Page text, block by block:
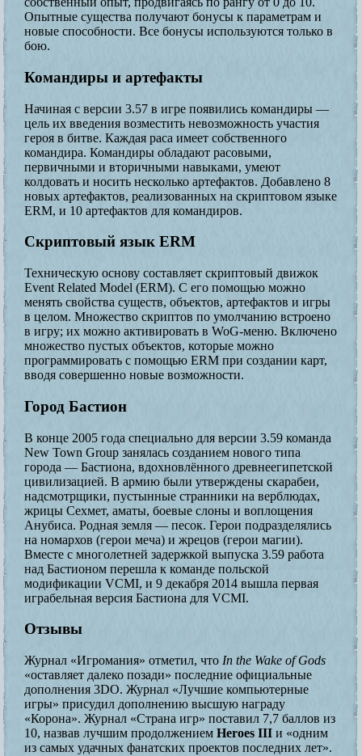
Опытные существа получают бонусы к параметрам и
новые способности. Все бонусы используются только в
бою.
Командиры и артефакты
Начиная с версии 3.57 в игре появились командиры —
цель их введения возместить невозможность участия
героя в битве. Каждая раса имеет собственного
командира. Командиры обладают расовыми,
первичными и вторичными навыками, умеют
колдовать и носить несколько артефактов. Добавлено 8
новых артефактов, реализованных на скриптовом языке
ERM, и 10 артефактов для командиров.
Скриптовый язык ERM
Техническую основу составляет скриптовый движок
Event Related Model (ERM). С его помощью можно
менять свойства существ, объектов, артефактов и игры
в целом. Множество скриптов по умолчанию встроено
в игру; их можно активировать в WoG-меню. Включено
множество пустых объектов, которые можно
программировать с помощью ERM при создании карт,
вводя совершенно новые возможности.
Город Бастион
В конце 2005 года специально для версии 3.59 команда
New Town Group занялась созданием нового типа
города — Бастиона, вдохновлённого древнеегипетской
цивилизацией. В армию были утверждены скарабеи,
надсмотрщики, пустынные странники на верблюдах,
жрицы Сехмет, аматы, боевые слоны и воплощения
Анубиса. Родная земля — песок. Герои подразделялись
на номархов (герои меча) и жрецов (герои магии).
Вместе с многолетней задержкой выпуска 3.59 работа
над Бастионом перешла к команде польской
модификации VCMI, и 9 декабря 2014 вышла первая
играбельная версия Бастиона для VCMI.
Отзывы
Журнал «Игромания» отметил, что In the Wake of Gods
«оставляет далеко позади» последние официальные
дополнения 3DO. Журнал «Лучшие компьютерные
игры» присудил дополнению высшую награду
«Корона». Журнал «Страна игр» поставил 7,7 баллов из
10, назвав лучшим продолжением Heroes III и «одним
из самых удачных фанатских проектов последних лет».